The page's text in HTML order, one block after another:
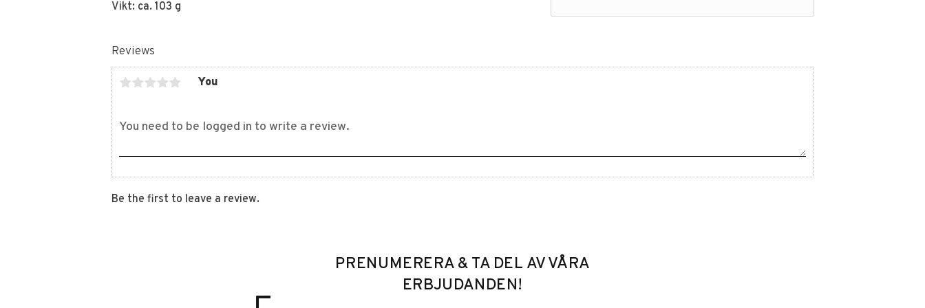
Vikt: ca. 103 g
Reviews
You
Be the first to leave a review.
PRENUMERERA & TA DEL AV VÅRA
ERBJUDANDEN!